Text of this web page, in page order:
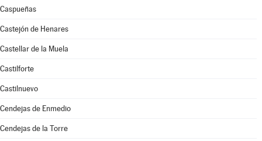
Caspueñas
Castejón de Henares
Castellar de la Muela
Castilforte
Castilnuevo
Cendejas de Enmedio
Cendejas de la Torre